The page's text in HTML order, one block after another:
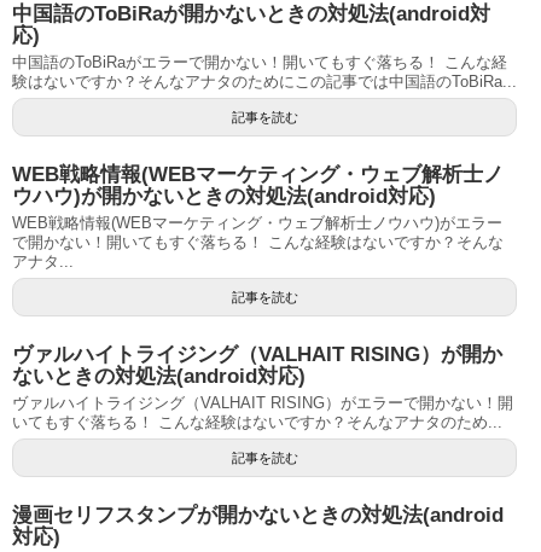
中国語のToBiRaが開かないときの対処法(android対
応)
中国語のToBiRaがエラーで開かない！開いてもすぐ落ちる！ こんな経
験はないですか？そんなアナタのためにこの記事では中国語のToBiRa...
記事を読む
WEB戦略情報(WEBマーケティング・ウェブ解析士ノ
ウハウ)が開かないときの対処法(android対応)
WEB戦略情報(WEBマーケティング・ウェブ解析士ノウハウ)がエラー
で開かない！開いてもすぐ落ちる！ こんな経験はないですか？そんな
アナタ...
記事を読む
ヴァルハイトライジング（VALHAIT RISING）が開か
ないときの対処法(android対応)
ヴァルハイトライジング（VALHAIT RISING）がエラーで開かない！開
いてもすぐ落ちる！ こんな経験はないですか？そんなアナタのため...
記事を読む
漫画セリフスタンプが開かないときの対処法(android
対応)